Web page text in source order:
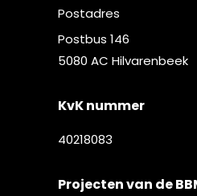
Postadres
Postbus 146
5080 AC Hilvarenbeek
KvK nummer
40218083
Projecten van de